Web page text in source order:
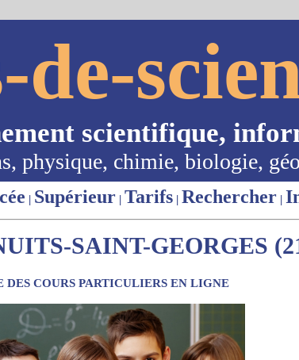
de-
scientifique,
physique, chimie, biologie,
| Supérieur | Tarifs | Rechercher |
SAINT-GEORGES
DES COURS PARTICULIERS EN LIGNE